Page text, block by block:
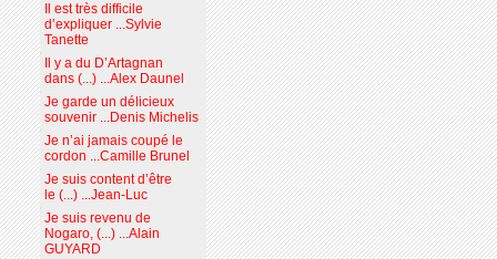
Il est très difficile
d’expliquer ...Sylvie
Tanette
Il y a du D’Artagnan
dans (...) ...Alex Daunel
Je garde un délicieux
souvenir ...Denis Michelis
Je n’ai jamais coupé le
cordon ...Camille Brunel
Je suis content d’être
le (...) ...Jean-Luc
Je suis revenu de
Nogaro, (...) ...Alain
GUYARD